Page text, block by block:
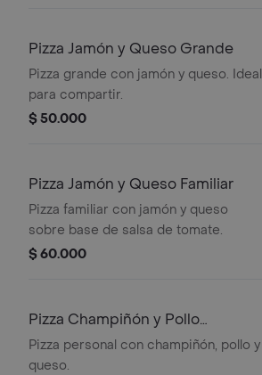
Pizza Jamón y Queso Grande
Pizza grande con jamón y queso. Ideal
para compartir.
$ 50.000
Pizza Jamón y Queso Familiar
Pizza familiar con jamón y queso
sobre base de salsa de tomate.
$ 60.000
Pizza Champiñón y Pollo
Personal
Pizza personal con champiñón, pollo y
queso.